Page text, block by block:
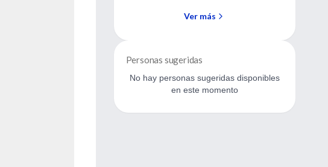
Médica Clínica y
Hospitalaria
Ver más
Personas sugeridas
No hay personas sugeridas disponibles
en este momento